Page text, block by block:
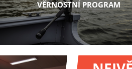
VĚRNOSTNÍ PROGRAM